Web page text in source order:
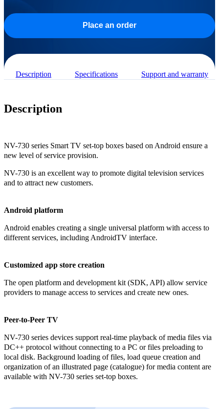
Place an order
Description Specifications Support and warranty
Description
NV-730 series Smart TV set-top boxes based on Android ensure a
new level of service provision.
NV-730 is an excellent way to promote digital television services
and to attract new customers.
Android platform
Android enables creating a single universal platform with access to
different services, including AndroidTV interface.
Customized app store creation
The open platform and development kit (SDK, API) allow service
providers to manage access to services and create new ones.
Peer-to-Peer TV
NV-730 series devices support real-time playback of media files via
DC++ protocol without connecting to a PC or files preloading to
local disk. Background loading of files, load queue creation and
organization of an illustrated page (catalogue) for media content are
available with NV-730 series set-top boxes.